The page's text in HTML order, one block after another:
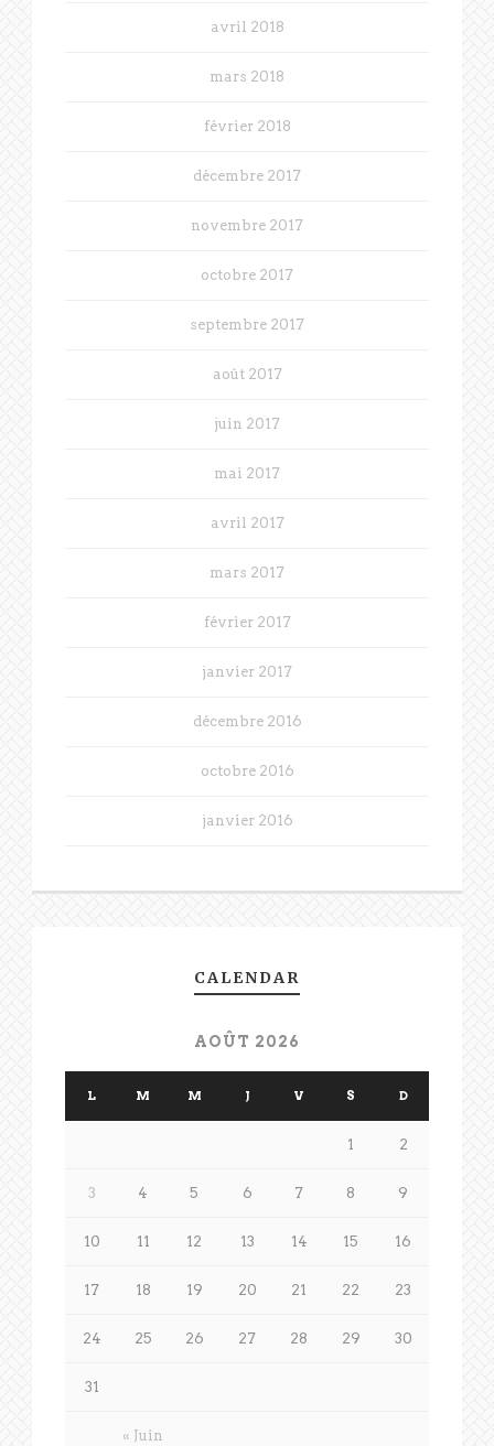
avril 2018
mars 2018
février 2018
décembre 2017
novembre 2017
octobre 2017
septembre 2017
août 2017
juin 2017
mai 2017
avril 2017
mars 2017
février 2017
janvier 2017
décembre 2016
octobre 2016
janvier 2016
CALENDAR
AOÛT 2026
L M M J V S D
« Juin
1 2
3 4 5 6 7 8 9
10 11 12 13 14 15 16
17 18 19 20 21 22 23
24 25 26 27 28 29 30
31